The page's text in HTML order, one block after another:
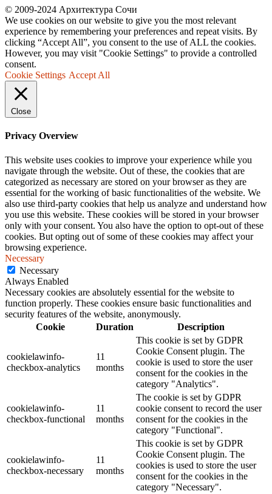
© 2009-2024 Архитектура Сочи
We use cookies on our website to give you the most relevant
experience by remembering your preferences and repeat visits. By
clicking “Accept All”, you consent to the use of ALL the cookies.
However, you may visit "Cookie Settings" to provide a controlled
consent.
Cookie Settings Accept All
Close
Privacy Overview
This website uses cookies to improve your experience while you
navigate through the website. Out of these, the cookies that are
categorized as necessary are stored on your browser as they are
essential for the working of basic functionalities of the website. We
also use third-party cookies that help us analyze and understand how
you use this website. These cookies will be stored in your browser
only with your consent. You also have the option to opt-out of these
cookies. But opting out of some of these cookies may affect your
browsing experience.
Necessary
Necessary
Always Enabled
Necessary cookies are absolutely essential for the website to
function properly. These cookies ensure basic functionalities and
security features of the website, anonymously.
Cookie
Duration Description
cookielawinfo-
checkbox-analytics
11
months
This cookie is set by GDPR
Cookie Consent plugin. The
cookie is used to store the user
consent for the cookies in the
category "Analytics".
cookielawinfo-
checkbox-functional
11
months
The cookie is set by GDPR
cookie consent to record the user
consent for the cookies in the
category "Functional".
cookielawinfo-
checkbox-necessary
11
months
This cookie is set by GDPR
Cookie Consent plugin. The
cookies is used to store the user
consent for the cookies in the
category "Necessary".